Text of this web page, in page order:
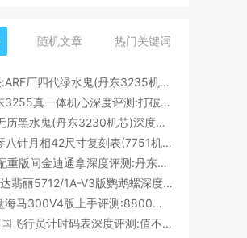
随机文章 热门关键词
真假对决:ARF厂四代绿水鬼(丹东3235机芯)深度评测
VS厂丹东3255真一体机心深度评测:打破市场乱象,重塑复刻机芯新标杆​
VS厂41无历黑水鬼(丹东3230机芯)深度评测:性能与破绽全解析
GS厂浪琴八针月相42尺寸复刻表(7751机芯)细节全析
VS厂V2配重版间金迪通拿深度评测:丹东4131机芯加持下的165克精密之作​
PPF厂百达翡丽5712/1A-V3版鹦鹉螺深度评测:细节升级直击正品
VS厂黑盘海马300V4版上手评测:8800一体机芯加持,复刻天花板实至名归?
APS厂万国飞行员计时码表深度评测:值不值得入手？